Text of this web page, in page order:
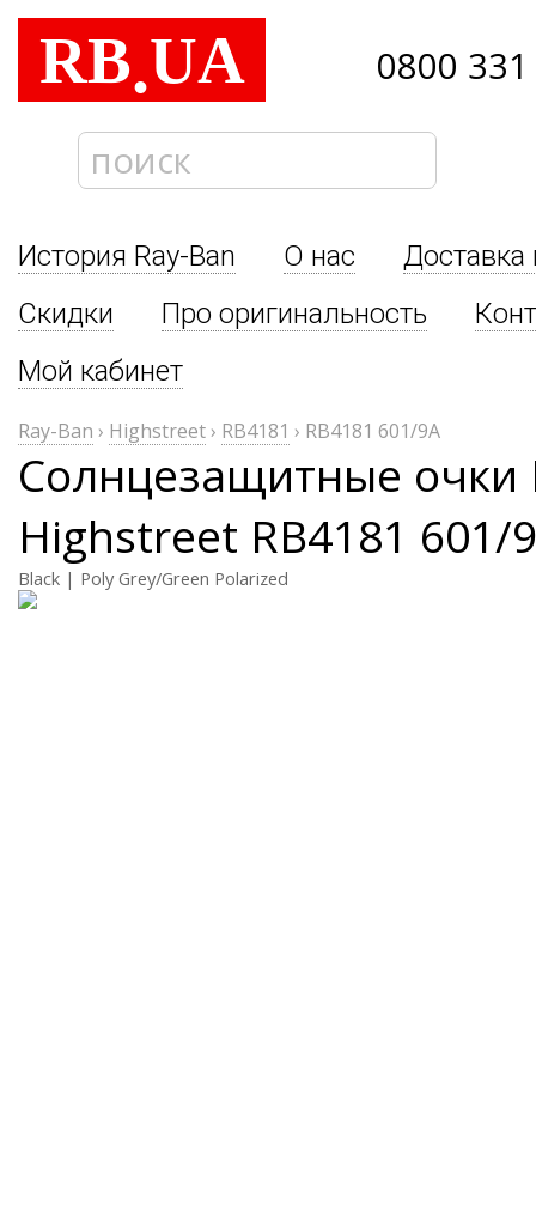
RB.UA 0800
История Ray-Ban О нас
Доставка
Скидки
Про оригинальность
Мой кабинет
Ray-Ban › Highstreet› RB4181 › RB4181 601/9A
Солнцезащитные очки
Highstreet RB4181 601/
Black | Poly Grey/Green Polarized